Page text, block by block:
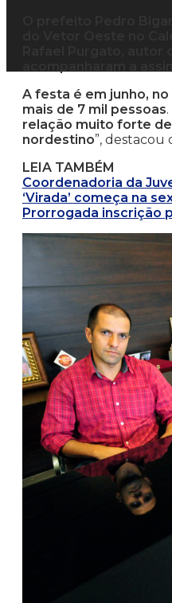
A festa é em junho,
mais de 7 mil pessoas
relação muito forte
nordestino”, destacou
LEIA TAMBÉM
Coordenadoria da
‘Virada’ começa na
Prorrogada inscrição